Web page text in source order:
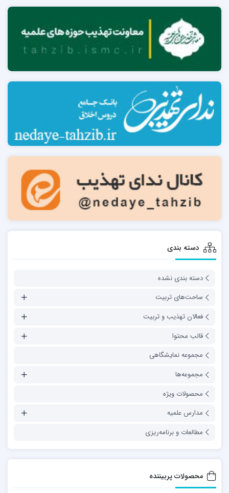
دسته بندی
دسته بندی نشده
ساحت‌های تربیت
فعالان تهذیب و تربیت
قالب محتوا
مجموعه نمایشگاهی
مجموعه‌ها
محصولات ویژه
مدارس علمیه
مطالعات و برنامه‌ریزی
محصولات پربیننده